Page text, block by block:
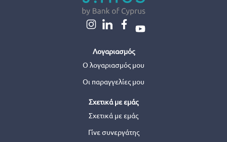
Λογαριασμός
Ο λογαριασμός μου
Οι παραγγελίες μου
Σχετικά με εμάς
Σχετικά με εμάς
Γίνε συνεργάτης